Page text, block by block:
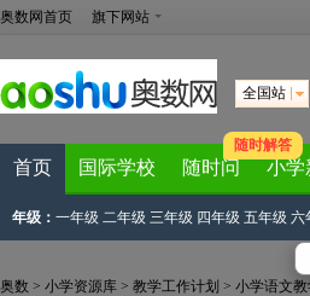
奥数网首页 旗下网站
全国站
首页 国际学校 随时问
随时解答
小学
年级： 一年级 二年级 三年级 四年级 五年级 六
奥数 > 小学资源库 > 教学工作计划 > 小学语文教